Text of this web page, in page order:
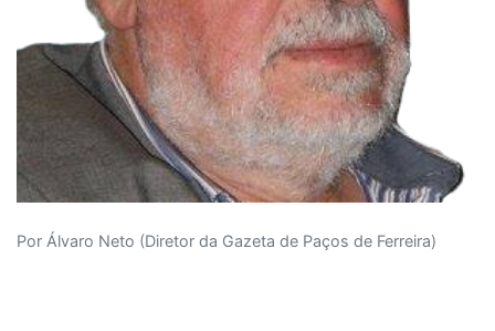
Por Álvaro Neto (Diretor da Gazeta de Paços de Ferreira)